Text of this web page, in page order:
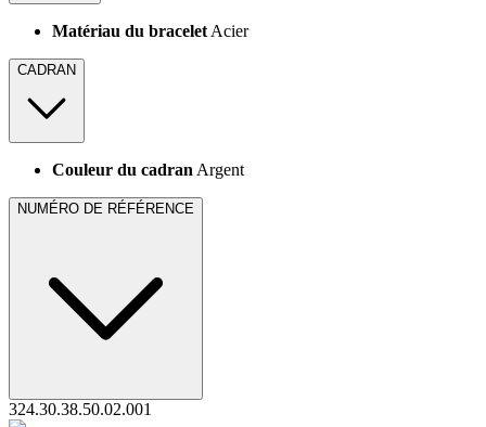
Matériau du braceletAcier
CADRAN
Couleur du cadranArgent
NUMÉRO DE RÉFÉRENCE
324.30.38.50.02.001